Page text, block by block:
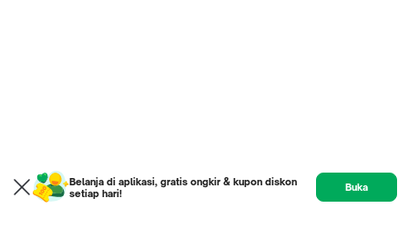
Belanja di aplikasi, gratis ongkir & kupon diskon
setiap hari!
Buka